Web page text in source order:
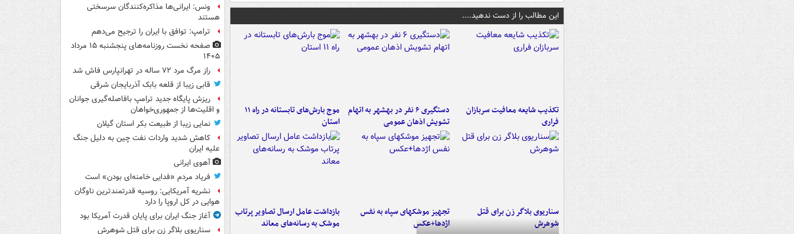
این مطالب را از دست ندهید....
تکذیب شایعه معافیت سربازان
فراری
دستگیری ۶ نفر در بهشهر به اتهام
تشویش اذهان عمومی
موج بارش‌های تابستانه در راه ۱۱
استان
سناریوی بلاگر زن برای قتل
شوهرش
تجهیز موشکهای سپاه به نفس
اژدها+عکس
بازداشت عامل ارسال تصاویر پرتاب
موشک به رسانه‌های معاند
ونس: ایرانی‌ها مذاکره‌کنندگان سرسختی
هستند
ترامپ: توافق با ایران را ترجیح می‌دهم
صفحه نخست روزنامه‌های پنجشنبه ۱۵ مرداد
۱۴۰۵
راز مرگ مرد ۷۲ ساله در تهرانپارس فاش شد
قابی زیبا از قلعه بابک آذربایجان شرقی
ریزش پایگاه جدید ترامپ بافاصله‌گیری جوانان
و اقلیت‌ها از جمهوری‌خواهان
نمایی زیبا از طبیعت بکر استان گیلان
کاهش شدید واردات نفت چین به دلیل جنگ
علیه ایران
آهوی ایرانی
فریاد مردم «فدایی خامنه‌ای بودن» است
نشریه آمریکایی: روسیه قدرتمندترین ناوگان
هوایی در کل اروپا را دارد
آغاز جنگ ایران برای پایان قدرت آمریکا بود
سناریوی بلاگر زن برای قتل شوهرش